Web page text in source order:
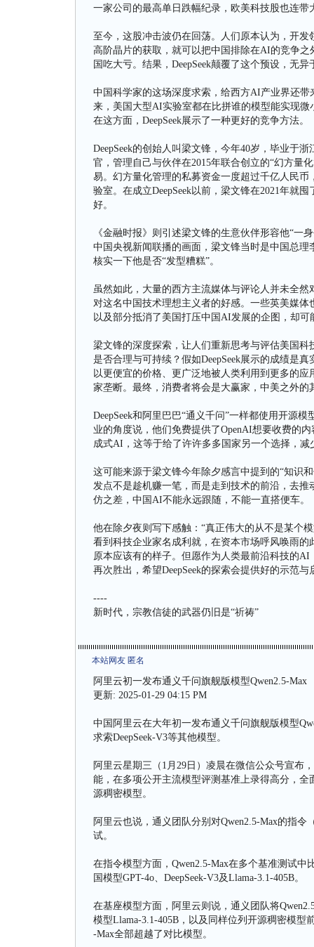
一家公司的最高单日跌幅纪录，欧美科技股也连带
至今，这股冲击波仍在回荡。人们原本认为，开
高阶晶片的获取，就可以把中国排除在AI的竞争
国吃大亏。结果，DeepSeek颠覆了这个预设，无
中国科学家的这场深度求索，给西方AI产业界还
来，美国大型AI实验室都在比拼谁的模型能实现
在这方面，DeepSeek展示了一种更好的竞争方法。
DeepSeek的创始人叫梁文锋，今年40岁，毕业于
官，管理自己与伙伴在2015年联合创立的“幻方量
易。幻方量化管理的私募资金一度超过千亿人民
验室。在成立DeepSeek以前，梁文锋在2021年就
好。
《金融时报》则引述梁文锋的生意伙伴形容他“一
中国央视新闻联播的画面，梁文锋当时是中国总
核实一下他是否“发型糟糕”。
虽然如此，大量的西方主流媒体与评论人并未全然
对这名中国技术理想主义者的好感。一些英美媒体
以及部分抵消了美国打压中国AI发展的企图，却
梁文锋的深度探索，让人们重新思考与评估美国
是否合理与可持续？假如DeepSeek展示的成绩是
以更便宜的价格、更广泛地被人类利用到更多的
家垄断。最终，消费者将会是大赢家，中美之外的
DeepSeek和阿里巴巴“通义千问”一样都使用开源
业的角度说，他们免费提供了OpenAI想要收费的
成式AI，这等于给了许许多多国家另一个选择，
这可能来源于梁文锋今年除夕感言中提到的“知识
发点不是趁机赚一笔，而是走到技术的前沿，去
仿之差，中国AI不能永远跟随，不能一直搭便车。
他在除夕夜则写下感触：“真正伟大的从不是某个
看到科技企业家名成利就，在资本市场呼风唤雨
原本应该有的样子。但愿作为人类最前沿科技的
再次胜出，希望DeepSeek的探索会提供好的示范与
----
新时代，宗教信徒的武器仍旧是“祈祷”
本站网友 匿名
阿里云初一发布通义千问旗舰版模型Qwen2.5-Max
更新: 2025-01-29 04:15 PM
中国阿里云在大年初一发布通义千问旗舰版模型
求索DeepSeek-V3等其他模型。
阿里云星期三（1月29日）凌晨在微信公众号宣布
能，在多项公开主流模型评测基准上录得高分，
源稠密模型。
阿里云也说，通义团队分别对Qwen2.5-Max的指令
试。
在指令模型方面，Qwen2.5-Max在多个基准测试中
国模型GPT-4o、DeepSeek-V3及Llama-3.1-405B。
在基座模型方面，阿里云则说，通义团队将
模型Llama-3.1-405B，以及同样位列开源稠密模型
-Max全部超越了对比模型。